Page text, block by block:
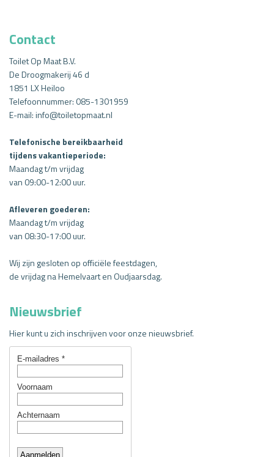
Contact
Toilet Op Maat B.V.
De Droogmakerij 46 d
1851 LX Heiloo
Telefoonnummer: 085-1301959
E-mail:info@toiletopmaat.nl
Telefonische bereikbaarheid
tijdens vakantieperiode:
Maandag t/m vrijdag
van 09:00-12:00 uur.
Afleveren goederen:
Maandag t/m vrijdag
van 08:30-17:00 uur.
Wij zijn gesloten op officiële feestdagen,
de vrijdag na Hemelvaart en Oudjaarsdag.
Nieuwsbrief
Hier kunt u zich inschrijven voor onze nieuwsbrief.